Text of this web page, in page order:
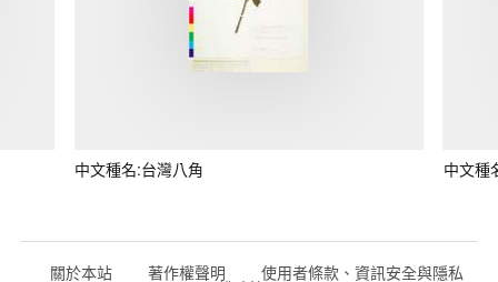
中文種名:台灣八角 中文種
關於本站 著作權聲明 使用者條款、資訊安全與隱私